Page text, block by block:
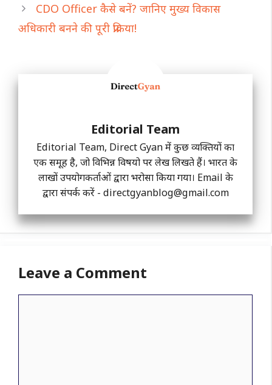
CDO Officer कैसे बनें? जानिए मुख्य विकास
अधिकारी बनने की पूरी प्रक्रिया!
Editorial Team
Editorial Team, Direct Gyan में कुछ व्यक्तियों का
एक समूह है, जो विभिन्न विषयो पर लेख लिखते हैं। भारत के
लाखों उपयोगकर्ताओं द्वारा भरोसा किया गया। Email के
द्वारा संपर्क करें - directgyanblog@gmail.com
Leave a Comment